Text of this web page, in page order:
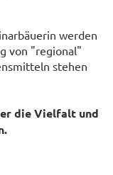
werden
von "regional"
stehen
die Vielfalt und